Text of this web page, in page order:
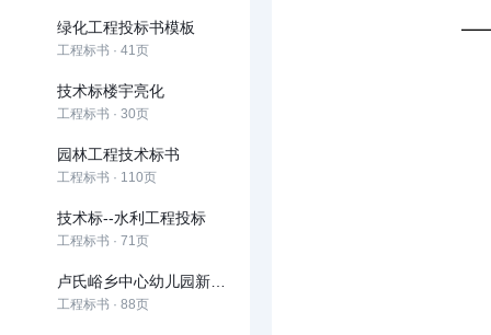
绿化工程投标书模板
工程标书 · 41页
技术标楼宇亮化
工程标书 · 30页
园林工程技术标书
工程标书 · 110页
技术标--水利工程投标
工程标书 · 71页
工程标书 · 88页